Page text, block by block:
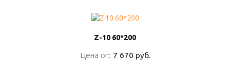
Z-10 60*200
Цена от: 7 670 руб.
Z-10 60*200
Цена от: 7 670 руб.